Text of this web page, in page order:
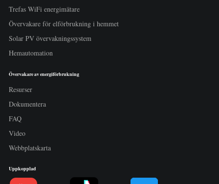
Trefas WiFi energimätare
Övervakare för elförbrukning i hemmet
Solar PV övervakningssystem
Hemautomation
Övervakare av energiförbrukning
Resurser
Dokumentera
FAQ
Video
Webbplatskarta
Uppkopplad